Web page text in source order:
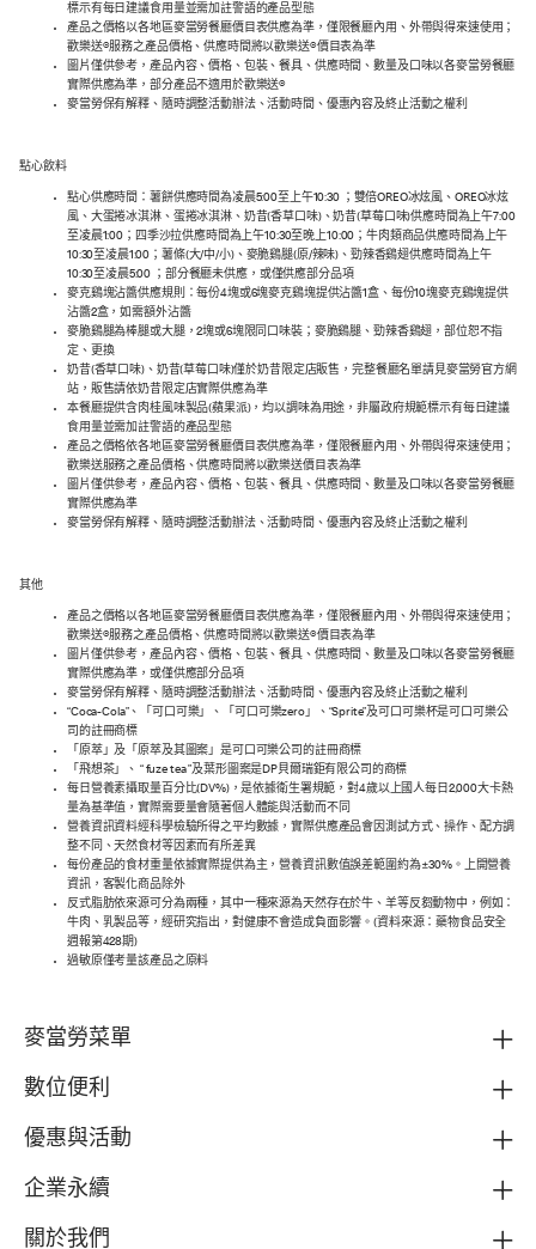
標示有每日建議食用量並需加註警語的產品型態
產品之價格以各地區麥當勞餐廳價目表供應為準，僅限餐廳內用、外帶與得來速使用；
歡樂送®服務之產品價格、供應時間將以歡樂送®價目表為準
圖片僅供參考，產品內容、價格、包裝、餐具、供應時間、數量及口味以各麥當勞餐廳
實際供應為準，部分產品不適用於歡樂送®
麥當勞保有解釋、隨時調整活動辦法、活動時間、優惠內容及終止活動之權利
點心飲料
點心供應時間：薯餅供應時間為凌晨5:00至上午10:30 ；雙倍OREO冰炫風、OREO冰炫
風、大蛋捲冰淇淋、蛋捲冰淇淋、奶昔(香草口味)、奶昔(草莓口味)供應時間為上午7:00
至凌晨1:00；四季沙拉供應時間為上午10:30至晚上10:00；牛肉類商品供應時間為上午
10:30至凌晨1:00；薯條(大/中/小)、麥脆鷄腿(原/辣味)、勁辣香鷄翅供應時間為上午
10:30至凌晨5:00 ；部分餐廳未供應，或僅供應部分品項
麥克鷄塊沾醬供應規則：每份4塊或6塊麥克鷄塊提供沾醬1盒、每份10塊麥克鷄塊提供
沾醬2盒，如需額外沾醬
麥脆鷄腿為棒腿或大腿，2塊或6塊限同口味裝；麥脆鷄腿、勁辣香鷄翅，部位恕不指
定、更換
奶昔(香草口味)、奶昔(草莓口味)僅於奶昔限定店販售，完整餐廳名單請見麥當勞官方網
站，販售請依奶昔限定店實際供應為準
本餐廳提供含肉桂風味製品(蘋果派)，均以調味為用途，非屬政府規範標示有每日建議
食用量並需加註警語的產品型態
產品之價格依各地區麥當勞餐廳價目表供應為準，僅限餐廳內用、外帶與得來速使用；
歡樂送服務之產品價格、供應時間將以歡樂送價目表為準
圖片僅供參考，產品內容、價格、包裝、餐具、供應時間、數量及口味以各麥當勞餐廳
實際供應為準
麥當勞保有解釋、隨時調整活動辦法、活動時間、優惠內容及終止活動之權利
其他
產品之價格以各地區麥當勞餐廳價目表供應為準，僅限餐廳內用、外帶與得來速使用；
歡樂送®服務之產品價格、供應時間將以歡樂送®價目表為準
圖片僅供參考，產品內容、價格、包裝、餐具、供應時間、數量及口味以各麥當勞餐廳
實際供應為準，或僅供應部分品項
麥當勞保有解釋、隨時調整活動辦法、活動時間、優惠內容及終止活動之權利
“Coca-Cola”、「可口可樂」、「可口可樂zero」、“Sprite”及可口可樂杯是可口可樂公
司的註冊商標
「原萃」及「原萃及其圖案」是可口可樂公司的註冊商標
「飛想茶」、 “ fuze tea ”及葉形圖案是DP貝爾瑞鉅有限公司的商標
每日營養素攝取量百分比(DV%)，是依據衛生署規範，對4歲以上國人每日2,000大卡熱
量為基準值，實際需要量會隨著個人體能與活動而不同
營養資訊資料經科學檢驗所得之平均數據，實際供應產品會因測試方式、操作、配方調
整不同、天然食材等因素而有所差異
每份產品的食材重量依據實際提供為主，營養資訊數值誤差範圍約為±30%。上開營養
資訊，客製化商品除外
反式脂肪依來源可分為兩種，其中一種來源為天然存在於牛、羊等反芻動物中，例如：
牛肉、乳製品等，經研究指出，對健康不會造成負面影響。(資料來源：藥物食品安全
週報第428期)
過敏原僅考量該產品之原料
麥當勞菜單
數位便利
優惠與活動
企業永續
關於我們